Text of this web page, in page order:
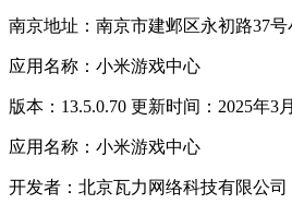
南京地址：南京市建邺区永初路37
应用名称：小米游戏中心
版本：13.5.0.70 更新时间：2025年3
应用名称：小米游戏中心
开发者：北京瓦力网络科技有限公司